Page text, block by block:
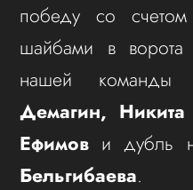
победу со
шайбами в ворота
нашей команды
Демагин,
Ефимов и дубль
Бельгибаева.